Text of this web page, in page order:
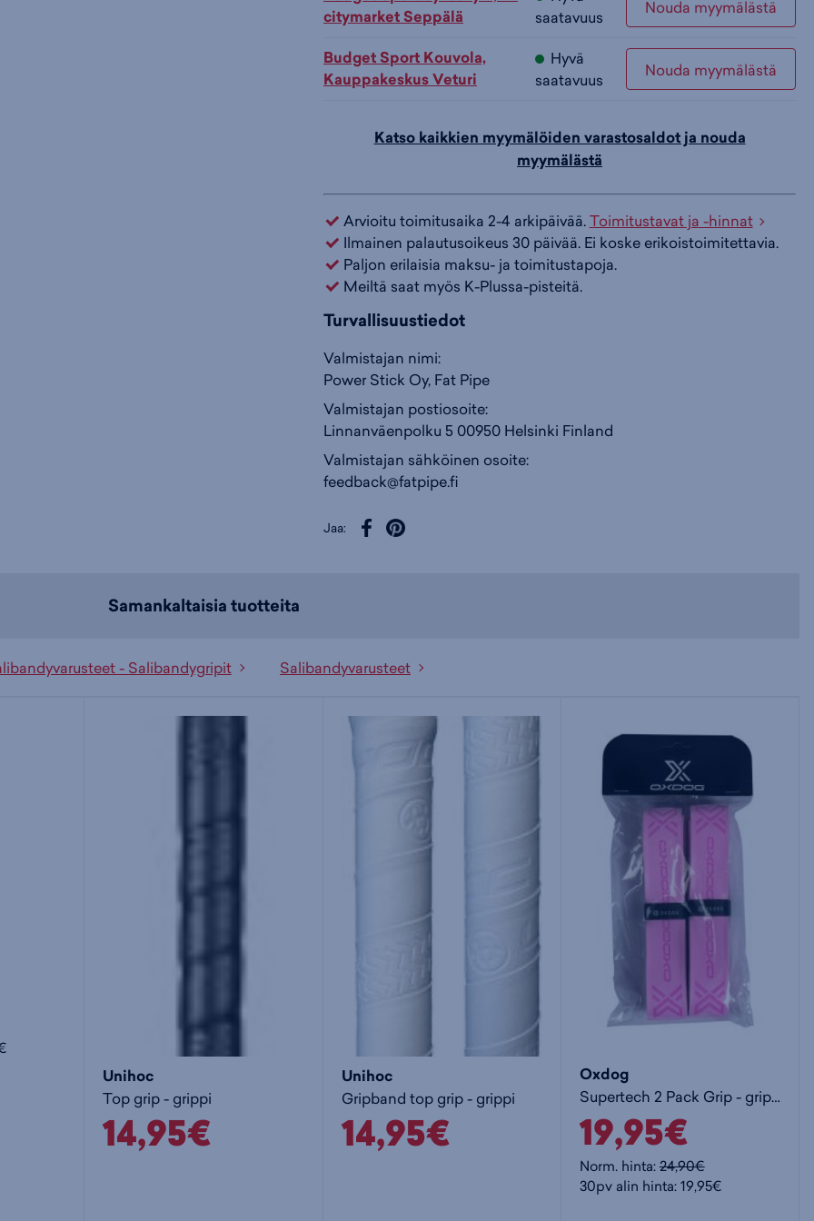
is s
citymarket Seppälä
saatavuus
Nouda myymälästä
Budget Sport Kouvola,
Kauppakeskus Veturi
Hyvä
saatavuus
Nouda myymälästä
Katso kaikkien myymälöiden varastosaldot ja nouda
myymälästä
Arvioitu toimitusaika 2-4 arkipäivää.Toimitustavat ja -hinnat
Ilmainen palautusoikeus 30 päivää. Ei koske erikoistoimitettavia.
Paljon erilaisia maksu- ja toimitustapoja.
Meiltä saat myös K-Plussa-pisteitä.
Turvallisuustiedot
Valmistajan nimi:
Power Stick Oy, Fat Pipe
Valmistajan postiosoite:
Linnanväenpolku 5 00950 Helsinki Finland
Valmistajan sähköinen osoite:
feedback@fatpipe.fi
Jaa:
Samankaltaisia tuotteita
- Salibandygripit Salibandyvarusteet
Unihoc
Top grip - grippi
14,95€
Unihoc
Gripband top grip - grippi
14,95€
Oxdog
Supertech 2 Pack Grip - grippi
19,95€
Norm. hinta:24,90€
30pv alin hinta: 19,95€